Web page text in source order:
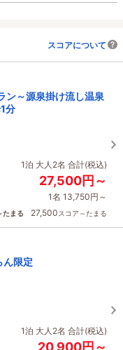
スコアについて
ン～源泉掛け流し温泉
分
1泊 大人2名 合計(税込)
27,500円～
1名 13,750円～
たまる 27,500スコア～たまる
ん限定
1泊 大人2名 合計(税込)
20,900円～